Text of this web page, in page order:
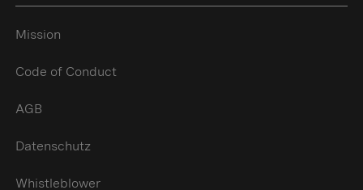
Mission
Code of Conduct
AGB
Datenschutz
Whistleblower